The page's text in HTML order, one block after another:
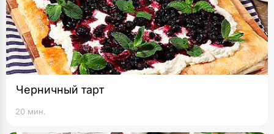
Черничный тарт
20 мин.